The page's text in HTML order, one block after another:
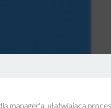
manager'a, ułatwiająca